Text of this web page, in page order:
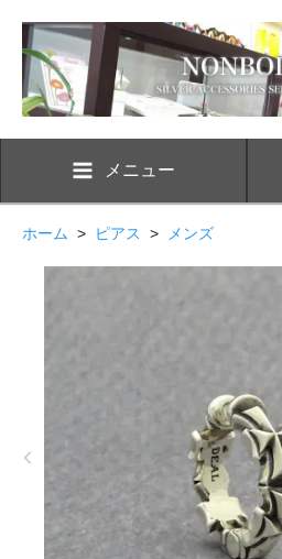
メニュー
ホーム > ピアス > メンズ